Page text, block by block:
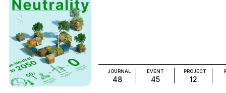
JOURNAL
48
EVENT
45
PROJECT
12